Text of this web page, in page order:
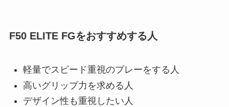
F50 ELITE FGをおすすめする人
軽量でスピード重視のプレーをする人
高いグリップ力を求める人
デザイン性も重視したい人